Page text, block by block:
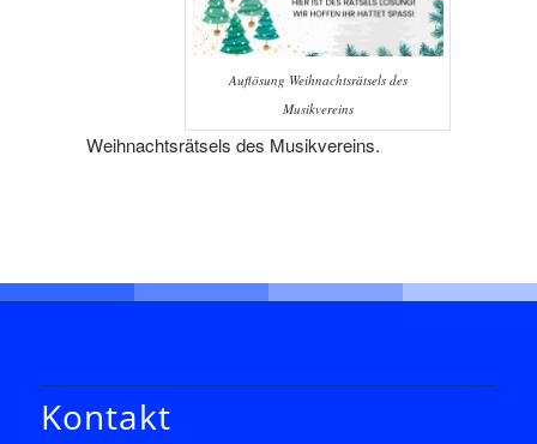
Auflösung Weihnachtsrätsels des
Musikvereins
Weihnachtsrätsels des Musikvereins.
Kontakt